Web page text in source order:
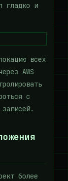
гладко и
всех
AWS
с
более